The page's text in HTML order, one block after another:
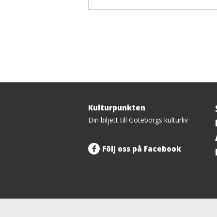
Tillbaka
upp
Kulturpunkten
Din biljett till Göteborgs kulturliv
Följ oss på Facebook